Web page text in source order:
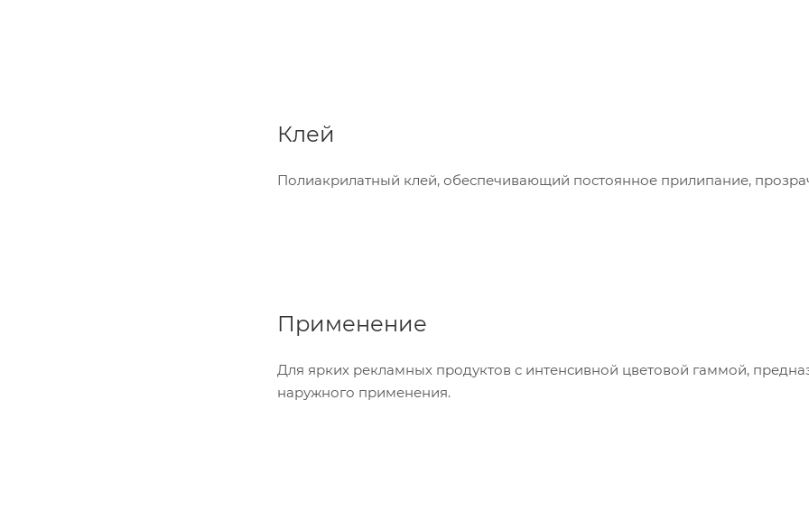
Клей
Полиакрилатный клей, обеспечивающий постоянное прилипание,
Применение
Для ярких рекламных продуктов с интенсивной цветовой гаммой,
наружного применения.